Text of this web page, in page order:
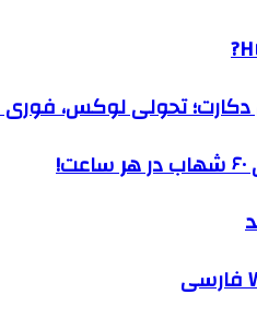
دکارت؛ تحولی لوکس،